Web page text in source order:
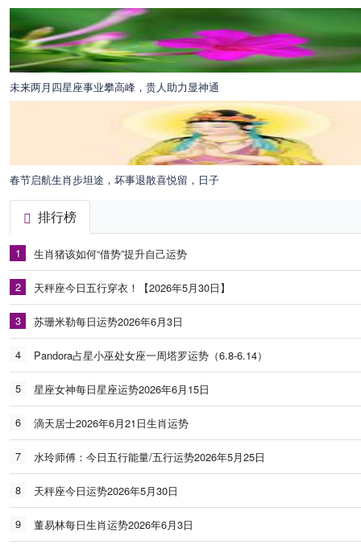
未来两月四星座事业攀高峰，贵人助力显神通
春节启航生肖步坦途，坏事退散喜悦留，日子
排行榜
1 生肖猪该如何“借势”提升自己运势
2 天秤座今日五行穿衣！【2026年5月30日】
3 苏珊米勒每日运势2026年6月3日
4 Pandora占星小巫处女座一周塔罗运势（6.8-6.14）
5 星座女神每日星座运势2026年6月15日
6 滴天居士2026年6月21日生肖运势
7 水玲师傅：今日五行能量/五行运势2026年5月25日
8 天秤座今日运势2026年5月30日
9 董易林每日生肖运势2026年6月3日